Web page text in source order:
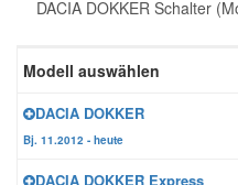
DACIA DOKKER Schalter
Modell auswählen
DACIA DOKKER
Bj. 11.2012 - heute
DACIA DOKKER Express
Zündanlage und